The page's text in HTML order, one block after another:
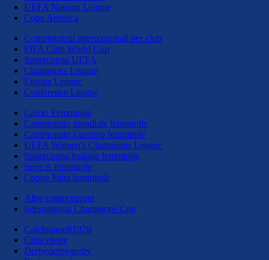
UEFA Nations League
Copa America
Competizioni internazionali per club
FIFA Club World Cup
Supercoppa UEFA
Champions League
Europa League
Conference League
Calcio Femminile
Campionato mondiale femminile
Campionato Europeo femminile
UEFA Women's Champions League
Supercoppa Italiana femminile
Serie A femminile
Coppa Italia femminile
Altre competizioni
International Champions Cup
Calcionapoli1926
Cittaceleste
Derbyderbyderby